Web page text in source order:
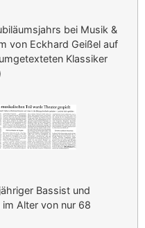
bei Musik &
von Eckhard Geißel auf
Klassiker
Bassist und
Alter von nur 68